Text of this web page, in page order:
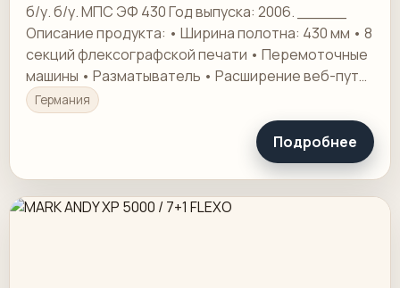
б/у. б/у. МПС ЭФ 430 Год выпуска: 2006. _____
Описание продукта: • Ширина полотна: 430 мм • 8
секций флексографской печати • Перемоточные
машины • Разматыватель • Расширение веб-пути
с нагревателем
Германия
Подробнее